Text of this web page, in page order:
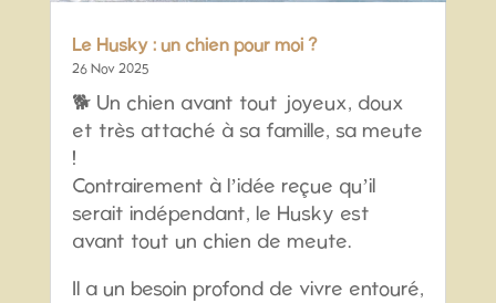
Le Husky : un chien pour moi ?
26 Nov 2025
🐕 Un chien avant tout joyeux, doux
et très attaché à sa famille, sa meute
!
Contrairement à l’idée reçue qu’il
serait indépendant, le Husky est
avant tout un chien de meute.
Il a un besoin profond de vivre entouré,